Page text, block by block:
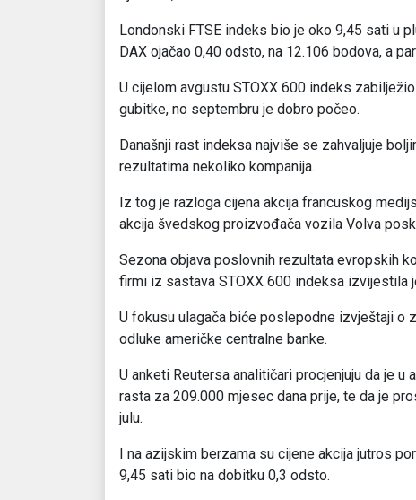
Londonski FTSE indeks bio je oko 9,45 sati u
DAX ojačao 0,40 odsto, na 12.106 bodova, a
U cijelom avgustu STOXX 600 indeks
gubitke, no septembru je dobro počeo.
Današnji rast indeksa najviše se zahvaljuje
rezultatima nekoliko kompanija.
Iz tog je razloga cijena akcija francuskog
akcija švedskog proizvođača vozila Volva
Sezona objava poslovnih rezultata evropskih
firmi iz sastava STOXX 600 indeksa izvijestila
U fokusu ulagača biće poslepodne izvještaji o
odluke američke centralne banke.
U anketi Reutersa analitičari procjenjuju da je
rasta za 209.000 mjesec dana prije, te da je
julu.
I na azijskim berzama su cijene akcija jutros
9,45 sati bio na dobitku 0,3 odsto.